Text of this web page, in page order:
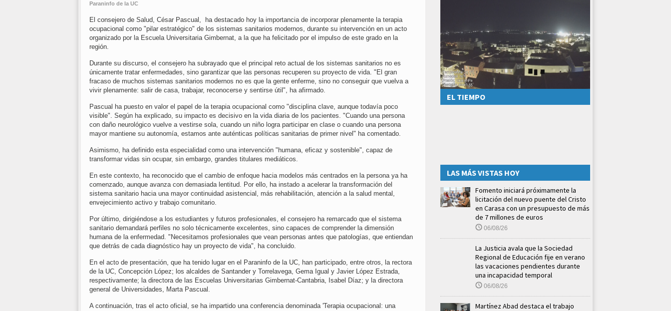
Paraninfo de la UC
El consejero de Salud, César Pascual, ha destacado hoy la importancia de incorporar plenamente la terapia
ocupacional como "pilar estratégico" de los sistemas sanitarios modernos, durante su intervención en un acto
organizado por la Escuela Universitaria Gimbernat, a la que ha felicitado por el impulso de este grado en la
región.
Durante su discurso, el consejero ha subrayado que el principal reto actual de los sistemas sanitarios no es
únicamente tratar enfermedades, sino garantizar que las personas recuperen su proyecto de vida. "El gran
fracaso de muchos sistemas sanitarios modernos no es que la gente enferme, sino no conseguir que vuelva a
vivir plenamente: salir de casa, trabajar, reconocerse y sentirse útil", ha afirmado.
Pascual ha puesto en valor el papel de la terapia ocupacional como "disciplina clave, aunque todavía poco
visible". Según ha explicado, su impacto es decisivo en la vida diaria de los pacientes. "Cuando una persona
con daño neurológico vuelve a vestirse sola, cuando un niño logra participar en clase o cuando una persona
mayor mantiene su autonomía, estamos ante auténticas políticas sanitarias de primer nivel" ha comentado.
Asimismo, ha definido esta especialidad como una intervención "humana, eficaz y sostenible", capaz de
transformar vidas sin ocupar, sin embargo, grandes titulares mediáticos.
En este contexto, ha reconocido que el cambio de enfoque hacia modelos más centrados en la persona ya ha
comenzado, aunque avanza con demasiada lentitud. Por ello, ha instado a acelerar la transformación del
sistema sanitario hacia una mayor continuidad asistencial, más rehabilitación, atención a la salud mental,
envejecimiento activo y trabajo comunitario.
Por último, dirigiéndose a los estudiantes y futuros profesionales, el consejero ha remarcado que el sistema
sanitario demandará perfiles no solo técnicamente excelentes, sino capaces de comprender la dimensión
humana de la enfermedad. "Necesitamos profesionales que vean personas antes que patologías, que entiendan
que detrás de cada diagnóstico hay un proyecto de vida", ha concluido.
En el acto de presentación, que ha tenido lugar en el Paraninfo de la UC, han participado, entre otros, la rectora
de la UC, Concepción López; los alcaldes de Santander y Torrelavega, Gema Igual y Javier López Estrada,
respectivamente; la directora de las Escuelas Universitarias Gimbernat-Cantabria, Isabel Díaz; y la directora
general de Universidades, Marta Pascual.
A continuación, tras el acto oficial, se ha impartido una conferencia denominada 'Terapia ocupacional: una
EL TIEMPO
LAS MÁS VISTAS HOY
Fomento iniciará próximamente la
licitación del nuevo puente del Cristo
en Carasa con un presupuesto de más
de 7 millones de euros
06/08/26
La Justicia avala que la Sociedad
Regional de Educación fije en verano
las vacaciones pendientes durante
una incapacidad temporal
06/08/26
Martínez Abad destaca el trabajo